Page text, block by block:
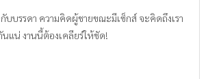
กับบรรดา ความคิดผู้ชายขณะมีเซ็กส์ จะคิดถึงเรา
นแน่ งานนี้ต้องเคลียร์ให้ชัด!